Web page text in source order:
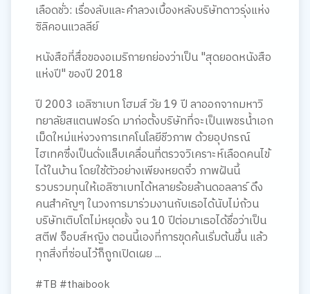
เลือดชั่ว: เรื่องลับและคำลวงเบื้องหลังบริษัทดาวรุ่งแห่ง
ซิลิคอนแวลลีย์
หนังสือที่สื่อของอเมริกายกย่องว่าเป็น "สุดยอดหนังสือ
แห่งปี" ของปี 2018
ปี 2003 เอลิซาเบท โฮมส์ วัย 19 ปี ลาออกจากมหาวิ
ทยาลัยสแตนฟอร์ด มาก่อตั้งบริษัทที่จะเป็นเพชรน้ำเอก
เม็ดใหม่แห่งวงการเทคโนโลยีชีวภาพ ด้วยอุปกรณ์
ไฮเทคซึ่งเป็นดั่งแล็บเคลื่อนที่ตรวจวิเคราะห์เลือดคนไข้
ได้ในบ้าน โดยใช้ตัวอย่างเพียงหยดจิ๋ว ภาพฝันนี้
รวบรวมทุนให้เอลิซาเบทได้หลายร้อยล้านดอลลาร์ ดึง
คนสำคัญๆ ในวงการมาร่วมงานกับเธอได้นับไม่ถ้วน
บริษัทเติบโตไม่หยุดยั้ง จน 10 ปีต่อมาเธอได้ชื่อว่าเป็น
สตีฟ จ็อบส์หญิง ตอนนี้เองที่การขุดค้นเริ่มต้นขึ้น แล้ว
ทุกสิ่งที่ซ่อนไว้ก็ถูกเปิดเผย ...
#TB #thaibook